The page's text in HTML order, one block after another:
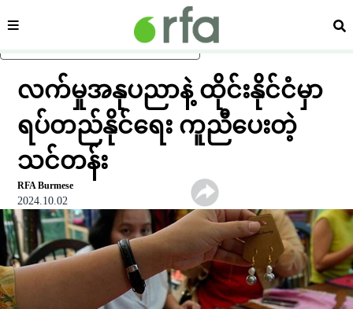
ပင်မအကြောင်းအရာသို့ ကျော်ရန်
ကဏ္ဍ ရှာ
လက်မှုအနုပညာနဲ့ ထိုင်းနိုင်ငံမှာ
ရပ်တည်နိုင်ရေး ကူညီပေးတဲ့
သင်တန်း
RFA Burmese
2024.10.02